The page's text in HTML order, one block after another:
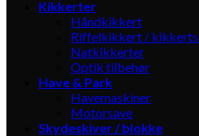
Kikkerter
Håndkikkert
Riffelkikkert /
Natkikkerter
Optik tilbehør
Have & Park
Havemaskiner
Motorsave
Skydeskiver / blokke